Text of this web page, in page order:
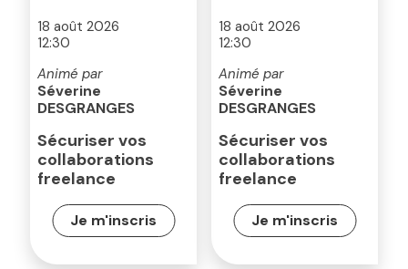
18 août 2026
12:30
Animé par
Séverine
DESGRANGES
Sécuriser vos
collaborations
freelance
Je m'inscris
18 août 2026
12:30
Animé par
Séverine
DESGRANGES
Sécuriser vos
collaborations
freelance
Je m'inscris